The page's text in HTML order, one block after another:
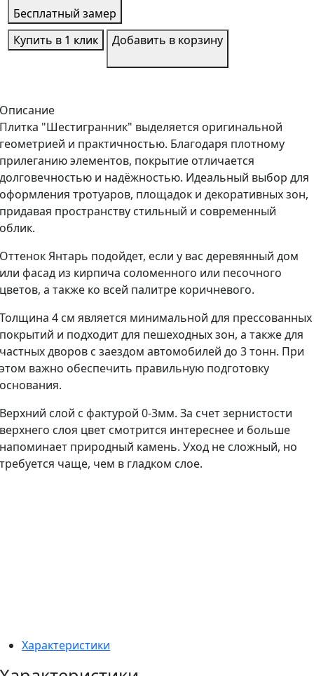
Бесплатный замер
Купить в 1 клик
Добавить в корзину
Описание
Плитка "Шестигранник" выделяется оригинальной
геометрией и практичностью. Благодаря плотному
прилеганию элементов, покрытие отличается
долговечностью и надёжностью. Идеальный выбор для
оформления тротуаров, площадок и декоративных зон,
придавая пространству стильный и современный
облик.
Оттенок Янтарь подойдет, если у вас деревянный дом
или фасад из кирпича соломенного или песочного
цветов, а также ко всей палитре коричневого.
Толщина 4 см является минимальной для прессованных
покрытий и подходит для пешеходных зон, а также для
частных дворов с заездом автомобилей до 3 тонн. При
этом важно обеспечить правильную подготовку
основания.
Верхний слой с фактурой 0-3мм. За счет зернистости
верхнего слоя цвет смотрится интереснее и больше
напоминает природный камень. Уход не сложный, но
требуется чаще, чем в гладком слое.
Характеристики